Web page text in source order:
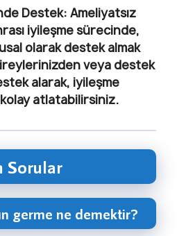
Destek: Ameliyatsız
iyileşme sürecinde,
olarak destek almak
veya destek
alarak, iyileşme
atlatabilirsiniz.
Sorular
germe ne demektir?